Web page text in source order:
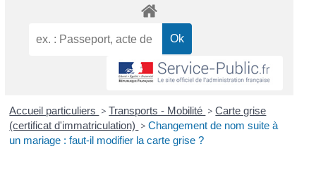
Accueil particuliers > Transports - Mobilité > Carte grise
(certificat d'immatriculation) > Changement de nom suite à
un mariage : faut-il modifier la carte grise ?